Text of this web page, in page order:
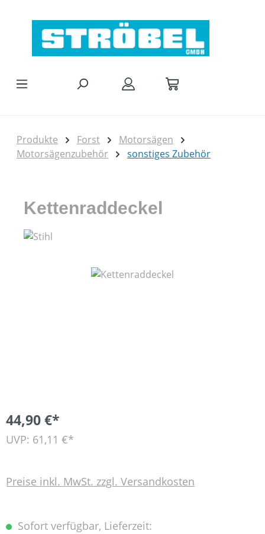
Produkte Forst
Motorsägen
Motorsägenzubehör
sonstiges Zubehör
Kettenraddeckel
Bildergalerie überspringen
44,90 €*
UVP: 61,11 €*
Preise inkl. MwSt. zzgl. Versandkosten
Sofort verfügbar, Lieferzeit: